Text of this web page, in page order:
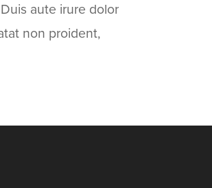
aute irure dolor
non proident,